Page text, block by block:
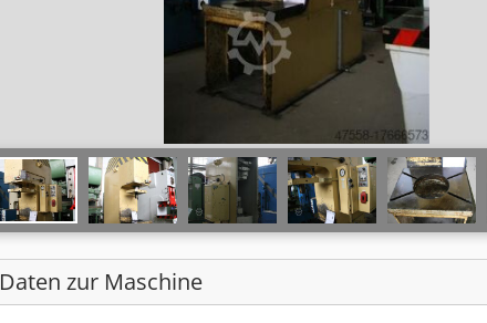
Daten zur Maschine